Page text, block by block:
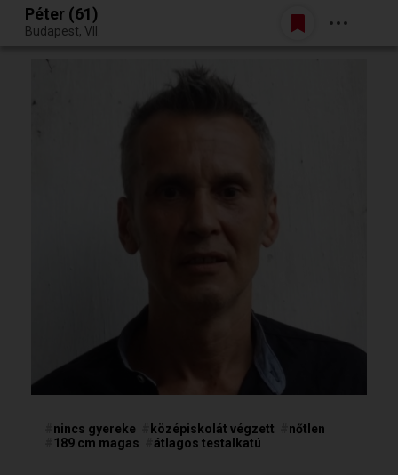
Egy jó randiból bármi lehet.
Belépés
Péter (61)
Budapest, VII.
nincs gyereke középiskolát végzett
nőtlen
189 cm magas átlagos testalkatú